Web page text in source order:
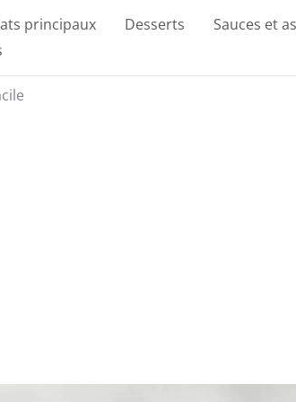
principaux Desserts Sauces et